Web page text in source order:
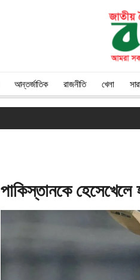
আন্তর্জাতিক রাজনীতি খেলা
পাকিস্তানকে হেসেখেলে